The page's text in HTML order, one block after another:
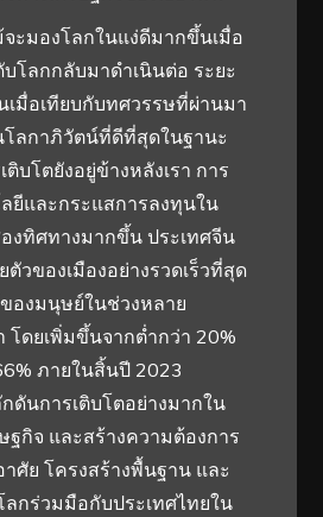
ะมองโลกในแง่ดีมากขึ้นเมื่อ
โลกกลับมาดำเนินต่อ ระยะ
มื่อเทียบกับทศวรรษที่ผ่านมา
ลกาภิวัตน์ที่ดีที่สุดในฐานะ
บโตยังอยู่ข้างหลังเรา การ
ยีและกระแสการลงทุนใน
งทิศทางมากขึ้น ประเทศจีน
ตัวของเมืองอย่างรวดเร็วที่สุด
องมนุษย์ในช่วงหลาย
ดยเพิ่มขึ้นจากต่ำกว่า 20%
ภายในสิ้นปี 2023
ดันการเติบโตอย่างมากใน
ฐกิจ และสร้างความต้องการ
ศัย โครงสร้างพื้นฐาน และ
กร่วมมือกับประเทศไทยใน